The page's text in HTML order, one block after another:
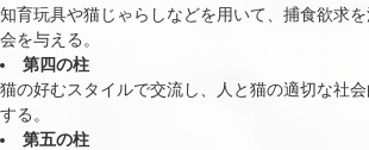
知育玩具や猫じゃらしなどを用いて、捕食欲求
会を与える。
第四の柱
猫の好むスタイルで交流し、人と猫の適切な社
する。
第五の柱